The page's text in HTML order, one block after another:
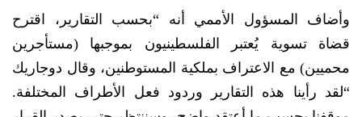
وأضاف المسؤول الأممي أنه “بحسب التقارير، اقترح
قضاة تسوية يُعتبر الفلسطينيون بموجبها (مستأجرين
محميين) مع الاعتراف بملكية المستوطنين، وقال دوجاريك
“لقد رأينا هذه التقارير وردود فعل الأطراف المختلفة.